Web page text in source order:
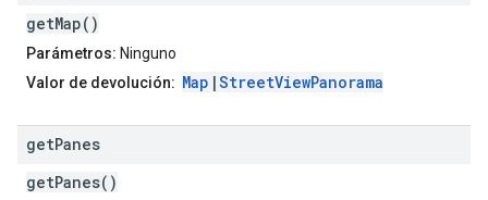
getMap()
Parámetros: Ninguno
Valor de devolución: Map |StreetViewPanorama
getPanes
getPanes()